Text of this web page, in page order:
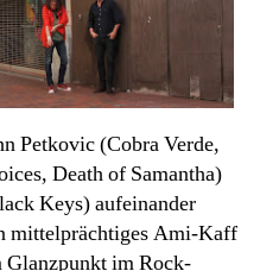
Petkovic (Cobra Verde,
Death of Samantha)
Keys) aufeinander
mittelprächtiges Ami-Kaff
im Rock-